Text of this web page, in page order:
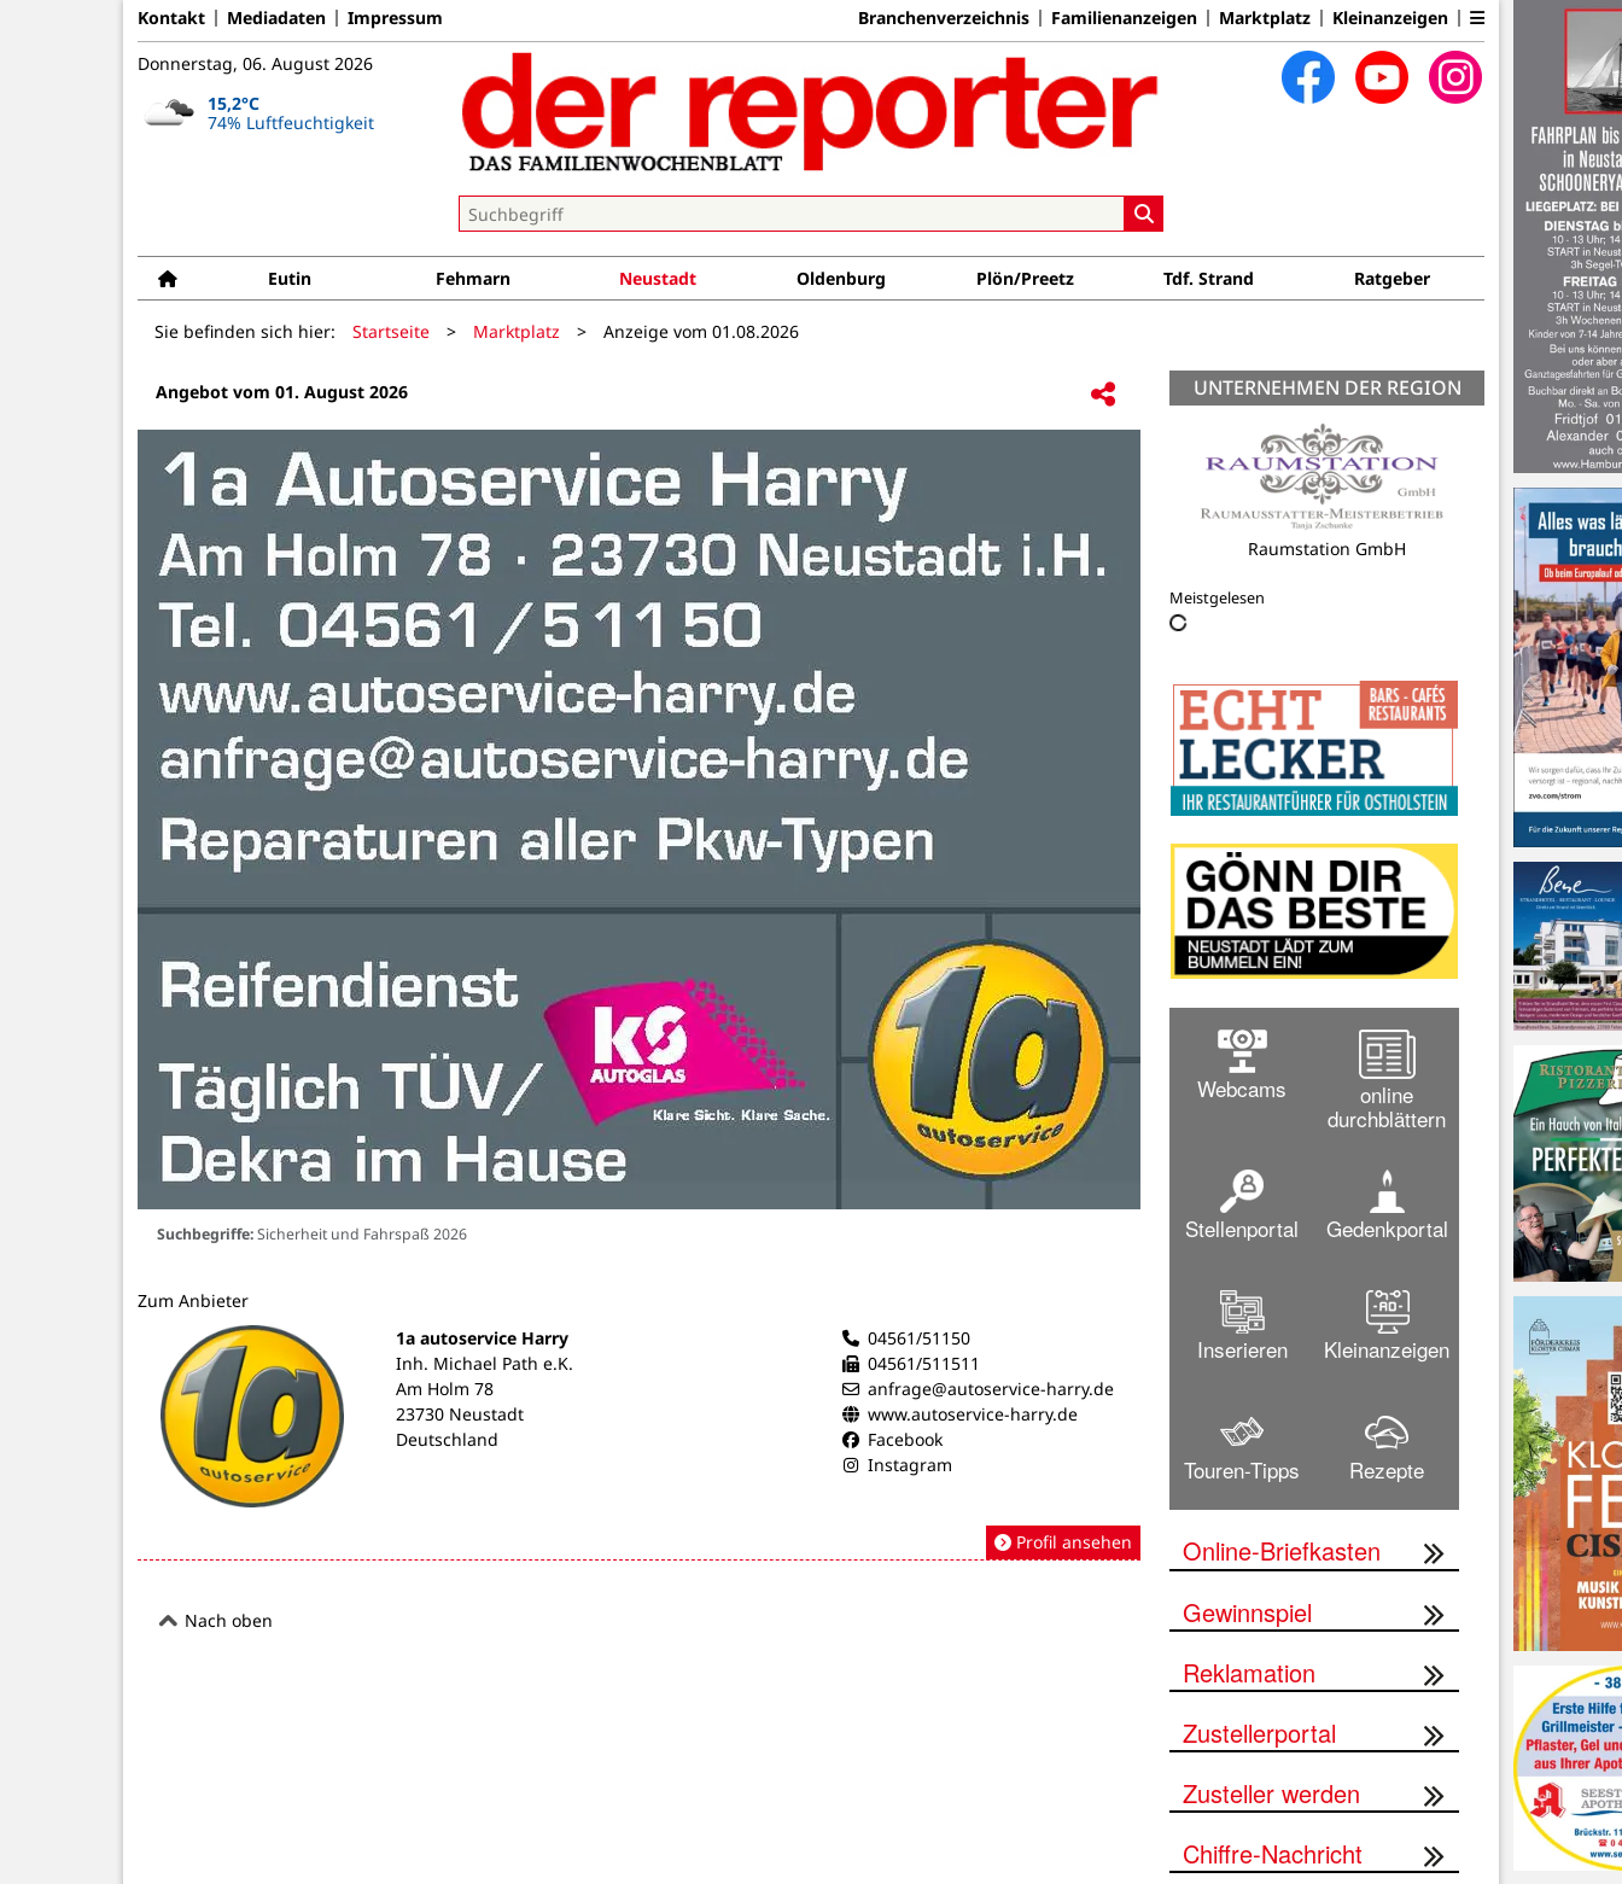
Kontakt Mediadaten Impressum Branchenverzeichnis Familienanzeigen Marktplatz Kleinanzeigen
Donnerstag, 06. August 2026
15,2°C
74% Luftfeuchtigkeit
Eutin Fehmarn Neustadt Oldenburg Plön/Preetz Tdf. Strand Ratgeber
Sie befinden sich hier: Startseite > Marktplatz > Anzeige vom 01.08.2026
Angebot vom 01. August 2026
Suchbegriffe:Sicherheit und Fahrspaß 2026
Zum Anbieter
1a autoservice Harry
Inh. Michael Path e.K.
Am Holm 78
23730 Neustadt
Deutschland
04561/51150
04561/511511
anfrage@autoservice-harry.de
www.autoservice-harry.de
Facebook
Instagram
Profil ansehen
Nach oben
UNTERNEHMEN DER REGION
Raumstation GmbH
Meistgelesen
Webcams
online
durchblättern
Stellenportal Gedenkportal
Inserieren Kleinanzeigen
Touren-Tipps Rezepte
Online-Briefkasten
Gewinnspiel
Reklamation
Zustellerportal
Zusteller werden
Chiffre-Nachricht